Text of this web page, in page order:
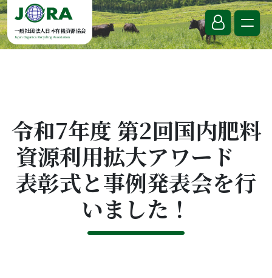
Skip to content
一般社団法人日本有機資源協会
Japan Organics Recycling Association
令和7年度 第2回国内肥料
資源利用拡大アワード
表彰式と事例発表会を行
いました！